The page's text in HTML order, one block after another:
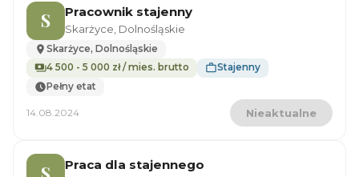
S Pracownik stajenny
Skarżyce, Dolnośląskie
Skarżyce, Dolnośląskie
4 500 - 5 000 zł / mies. brutto
Stajenny
Pełny etat
14.08.2024 Nieaktualne
Praca dla stajennego